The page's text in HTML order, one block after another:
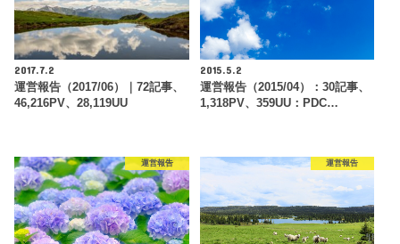
2017.7.2
運営報告（2017/06）｜72記事、
46,216PV、28,119UU
2015.5.2
運営報告（2015/04）：30記事、
1,318PV、359UU：PDC…
運営報告 運営報告